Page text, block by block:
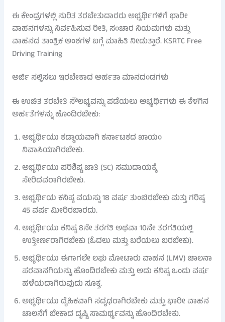
ಈ ಕೇಂದ್ರಗಳಲ್ಲಿ ನುರಿತ ತರಬೇತುದಾರರು ಅಭ್ಯರ್ಥಿಗಳಿಗೆ ಭಾರೀ
ವಾಹನಗಳನ್ನು ನಿರ್ವಹಿಸುವ ರೀತಿ, ಸಂಚಾರ ನಿಯಮಗಳು ಮತ್ತು
ವಾಹನದ ತಾಂತ್ರಿಕ ಅಂಶಗಳ ಬಗ್ಗೆ ಮಾಹಿತಿ ನೀಡುತ್ತಾರೆ. KSRTC Free
Driving Training
ಅರ್ಜಿ ಸಲ್ಲಿಸಲು ಇರಬೇಕಾದ ಅರ್ಹತಾ ಮಾನದಂಡಗಳು
ಈ ಉಚಿತ ತರಬೇತಿ ಸೌಲಭ್ಯವನ್ನು ಪಡೆಯಲು ಅಭ್ಯರ್ಥಿಗಳು ಈ ಕೆಳಗಿನ
ಅರ್ಹತೆಗಳನ್ನು ಹೊಂದಿರಬೇಕು:
ಅಭ್ಯರ್ಥಿಯು ಕಡ್ಡಾಯವಾಗಿ ಕರ್ನಾಟಕದ ಖಾಯಂ
ನಿವಾಸಿಯಾಗಿರಬೇಕು.
ಅಭ್ಯರ್ಥಿಯು ಪರಿಶಿಷ್ಟ ಜಾತಿ (SC) ಸಮುದಾಯಕ್ಕೆ
ಸೇರಿದವರಾಗಿರಬೇಕು.
ಅಭ್ಯರ್ಥಿಯ ಕನಿಷ್ಠ ವಯಸ್ಸು 18 ವರ್ಷ ತುಂಬಿರಬೇಕು ಮತ್ತು ಗರಿಷ್ಠ
45 ವರ್ಷ ಮೀರಿರಬಾರದು.
ಅಭ್ಯರ್ಥಿಯು ಕನಿಷ್ಠ 8ನೇ ತರಗತಿ ಅಥವಾ 10ನೇ ತರಗತಿಯಲ್ಲಿ
ಉತ್ತೀರ್ಣರಾಗಿರಬೇಕು (ಓದಲು ಮತ್ತು ಬರೆಯಲು ಬರಬೇಕು).
ಅಭ್ಯರ್ಥಿಯು ಈಗಾಗಲೇ ಲಘು ಮೋಟಾರು ವಾಹನ (LMV) ಚಾಲನಾ
ಪರವಾನಗಿಯನ್ನು ಹೊಂದಿರಬೇಕು ಮತ್ತು ಅದು ಕನಿಷ್ಠ ಒಂದು ವರ್ಷ
ಹಳೆಯದಾಗಿರುವುದು ಸೂಕ್ತ.
ಅಭ್ಯರ್ಥಿಯು ದೈಹಿಕವಾಗಿ ಸದೃಢರಾಗಿರಬೇಕು ಮತ್ತು ಭಾರೀ ವಾಹನ
ಚಾಲನೆಗೆ ಬೇಕಾದ ದೃಷ್ಟಿ ಸಾಮರ್ಥ್ಯವನ್ನು ಹೊಂದಿರಬೇಕು.